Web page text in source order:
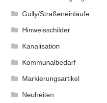
Gully/Straßeneinläufe
Hinweisschilder
Kanalisation
Kommunalbedarf
Markierungsartikel
Neuheiten